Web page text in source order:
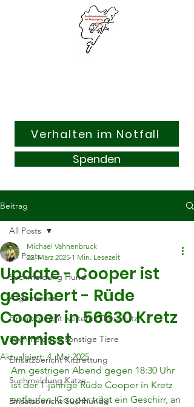
Verhalten im Notfall
Spenden
Beitrag
All Posts
Suchmeldung Hund
Allgemeines
Einsatzbericht weiterer Tierschutz
Suchmeldung sonstige Tiere
Einsatzbericht Kitzrettung
Suchmeldung Katze
Einsatzbericht Suchhunde
All Posts
Update - Cooper ist
gesichert - Rüde
Cooper in 56630 Kretz
vermisst
Michael Vahnenbruck
22. März 2025 1 Min. Lesezeit
Aktualisiert:4. Mai 2025
Am gestrigen Abend gegen 18:30 Uhr
ist der 1-jährige Rüde Cooper in Kretz
entlaufen. Cooper trägt ein Geschirr, an